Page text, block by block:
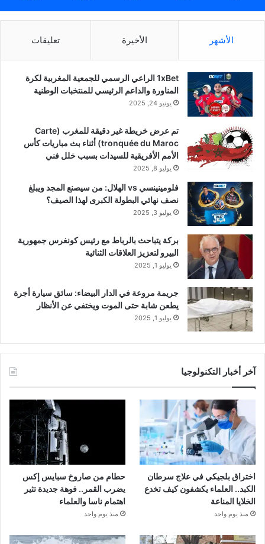
الأشهر الأخيرة تعليقات
1xBet الراعي الرسمي للجمعية المغربية لكرة
المناورة والداعم الرئيسي للمنتخبات الوطنية
يونيو 24, 2025
تم عرض خريطة غير دقيقة للمغرب (Carte
tronquée du Maroc) أثناء بث مباريات كأس
الأمم الأفريقية للسيدات بسبب خلل فني
يوليو 8, 2025
فلومينينسي vs الهلال: من سيصنع المجد ويبلغ
نصف نهائي البطولة الكبرى لهذا الصيف؟
يوليو 3, 2025
بركة يتباحث بالرباط مع رئيس كونغرس جمهورية
البيرو لتعزيز العلاقات الثنائية
يوليو 1, 2025
جريمة مروعة في الدار البيضاء: سائق سيارة أجرة
يطعن شابة حتى الموت ويختفي عن الأنظار
يوليو 1, 2025
آخر أخبار التكنولوجيا
اختراق بلجيكي في علاج سرطان
الكبد.. العلماء يكشفون كيف تخدع
الخلايا المناعة
منذ يوم واحد
حطام من صاروخ سبايس إكس
يضرب القمر.. فوهة جديدة تثير
اهتمام ناسا والعلماء
منذ يوم واحد